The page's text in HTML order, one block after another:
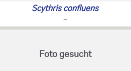
Scythris confluens
-
Foto gesucht